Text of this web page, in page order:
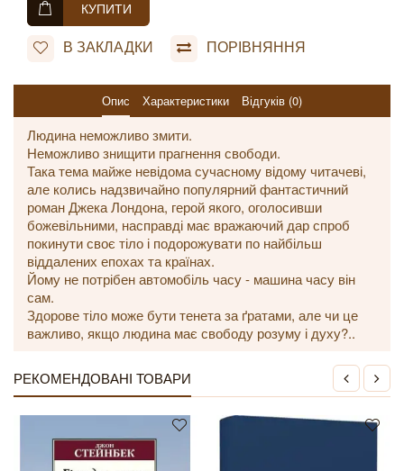
КУПИТИ
В ЗАКЛАДКИ ПОРІВНЯННЯ
Опис Характеристики Відгуків (0)
Людина неможливо змити.
Неможливо знищити прагнення свободи.
Така тема майже невідома сучасному відому читачеві,
але колись надзвичайно популярний фантастичний
роман Джека Лондона, герой якого, оголосивши
божевільними, насправді має вражаючий дар спроб
покинути своє тіло і подорожувати по найбільш
віддалених епохах та країнах.
Йому не потрібен автомобіль часу - машина часу він
сам.
Здорове тіло може бути тенета за ґратами, але чи це
важливо, якщо людина має свободу розуму і духу?..
РЕКОМЕНДОВАНІ ТОВАРИ